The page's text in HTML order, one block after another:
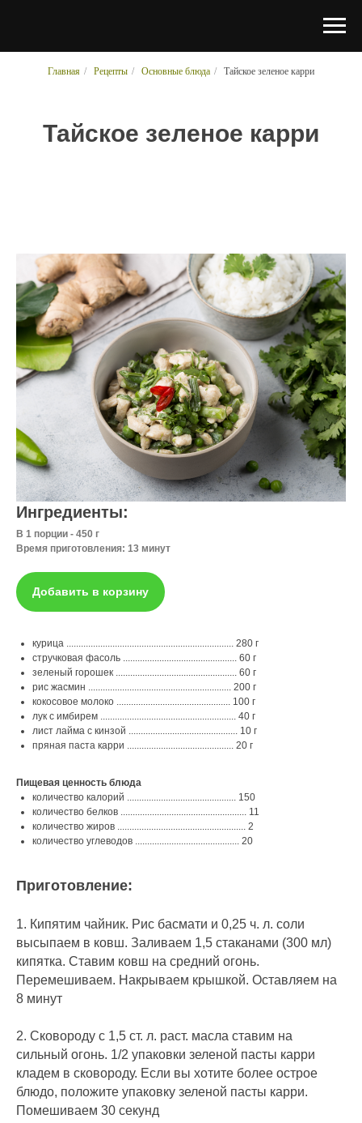
Главная / Рецепты / Основные блюда / Тайское зеленое карри
Тайское зеленое карри
Ингредиенты:
В 1 порции - 450 г
Время приготовления: 13 минут
Добавить в корзину
курица ..................................................................... 280 г
стручковая фасоль ............................................... 60 г
зеленый горошек .................................................. 60 г
рис жасмин ........................................................... 200 г
кокосовое молоко ............................................... 100 г
лук с имбирем ........................................................ 40 г
лист лайма с кинзой ............................................. 10 г
пряная паста карри ............................................ 20 г
Пищевая ценность блюда
количество калорий ............................................. 150
количество белков .................................................... 11
количество жиров ..................................................... 2
количество углеводов ........................................... 20
Приготовление:
1. Кипятим чайник. Рис басмати и 0,25 ч. л. соли
высыпаем в ковш. Заливаем 1,5 стаканами (300 мл)
кипятка. Ставим ковш на средний огонь.
Перемешиваем. Накрываем крышкой. Оставляем на
8 минут
2. Сковороду с 1,5 ст. л. раст. масла ставим на
сильный огонь. 1/2 упаковки зеленой пасты карри
кладем в сковороду. Если вы хотите более острое
блюдо, положите упаковку зеленой пасты карри.
Помешиваем 30 секунд